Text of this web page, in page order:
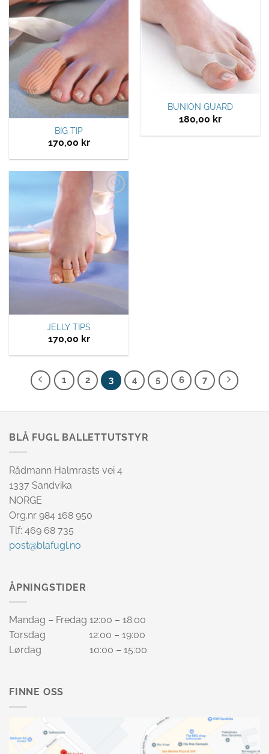
Legg til
ønskeliste
BIG TIP
170,00 kr
BUNION GUARD
180,00 kr
Legg til
ønskeliste
JELLY TIPS
170,00 kr
1 2 3 4 5 6 7
BLÅ FUGL BALLETTUTSTYR
Rådmann Halmrasts vei 4
1337 Sandvika
NORGE
Org.nr 984 168 950
Tlf: 469 68 735
post@blafugl.no
ÅPNINGSTIDER
Mandag – Fredag 12:00 – 18:00
Torsdag 12:00 – 19:00
Lørdag 10:00 – 15:00
FINNE OSS